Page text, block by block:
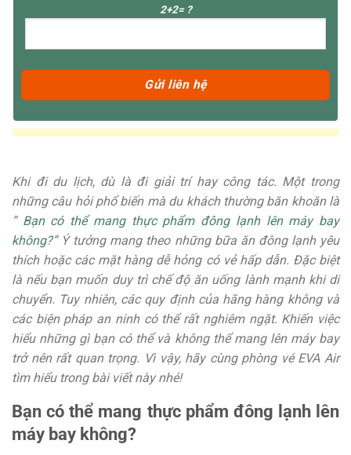
2+2= ?
Khi đi du lịch, dù là đi giải trí hay công tác. Một trong
những câu hỏi phổ biến mà du khách thường băn khoăn là
” Bạn có thể mang thực phẩm đông lạnh lên máy bay
không?” Ý tưởng mang theo những bữa ăn đông lạnh yêu
thích hoặc các mặt hàng dễ hỏng có vẻ hấp dẫn. Đặc biệt
là nếu bạn muốn duy trì chế độ ăn uống lành mạnh khi di
chuyển. Tuy nhiên, các quy định của hãng hàng không và
các biện pháp an ninh có thể rất nghiêm ngặt. Khiến việc
hiểu những gì bạn có thể và không thể mang lên máy bay
trở nên rất quan trọng. Vì vậy, hãy cùng phòng vé EVA Air
tìm hiểu trong bài viết này nhé!
Bạn có thể mang thực phẩm đông lạnh lên
máy bay không?